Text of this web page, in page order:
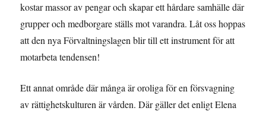
kostar massor av pengar och skapar ett hårdare samhälle där
grupper och medborgare ställs mot varandra. Låt oss hoppas
att den nya Förvaltningslagen blir till ett instrument för att
motarbeta tendensen!
Ett annat område där många är oroliga för en försvagning
av rättighetskulturen är vården. Där gäller det enligt Elena